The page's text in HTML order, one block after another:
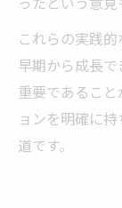
これらの実践
早期から成長
重要であるこ
ョンを明確に
道です。